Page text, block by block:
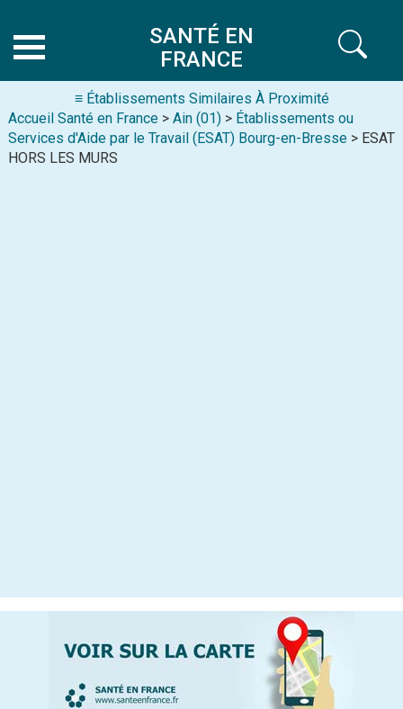
SANTÉ EN
FRANCE
≡ Établissements Similaires À Proximité
Accueil Santé en France > Ain (01) > Établissements ou
Services d'Aide par le Travail (ESAT) Bourg-en-Bresse > ESAT
HORS LES MURS